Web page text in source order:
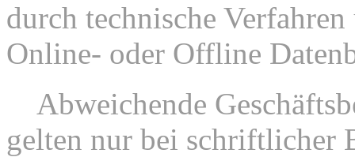
durch technische
Online- oder Offline
Abweichende
gelten nur bei schriftlicher